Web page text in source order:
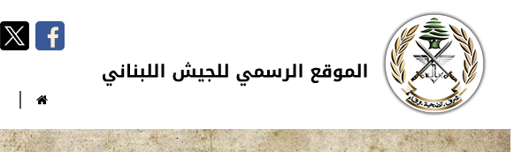
تجاوز إلى المحتوى الرئيسي
Skip to navigation